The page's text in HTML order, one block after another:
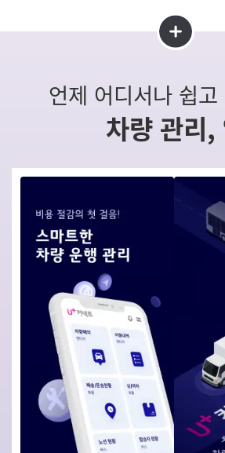
언제 어디서나 쉽고
차량 관리,